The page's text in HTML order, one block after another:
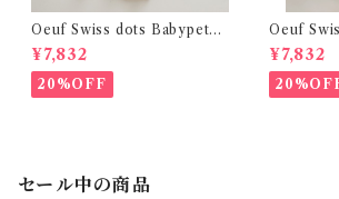
Oeuf Swiss dots Babypeter
pan dress (12-24m)
¥7,832
20%OFF
Oeuf
ss (2y~4y )
¥7,832
セール中の商品